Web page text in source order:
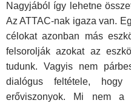
Nagyjából így lehetne
Az ATTAC-nak igaza van.
célokat azonban más
felsorolják azokat az
tudunk. Vagyis nem
dialógus feltétele, hogy
erőviszonyok. Mi nem a